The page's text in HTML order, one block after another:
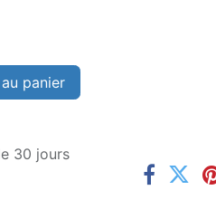
panier
30 jours